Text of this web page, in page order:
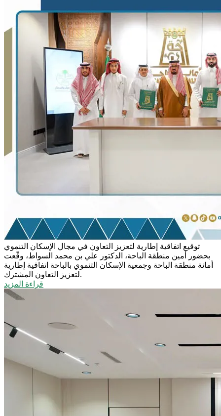
توقيع اتفاقية إطارية لتعزيز التعاون في مجال الإسكان التنموي
بحضور أمين منطقة الباحة، الدكتور علي بن محمد السواط، وقّعت
أمانة منطقة الباحة وجمعية الإسكان التنموي بالباحة اتفاقية إطارية
لتعزيز التعاون المشترك.
قراءة المزيد